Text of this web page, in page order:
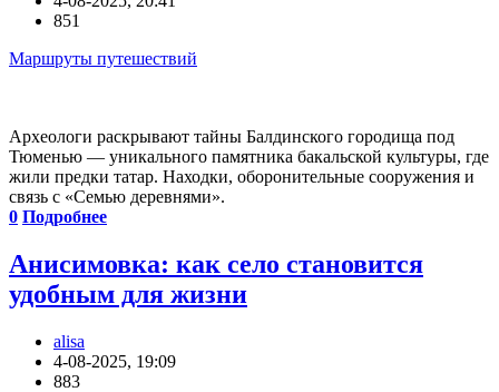
851
Маршруты путешествий
Археологи раскрывают тайны Балдинского городища под
Тюменью — уникального памятника бакальской культуры, где
жили предки татар. Находки, оборонительные сооружения и
связь с «Семью деревнями».
0 Подробнее
Анисимовка: как село становится
удобным для жизни
alisa
4-08-2025, 19:09
883